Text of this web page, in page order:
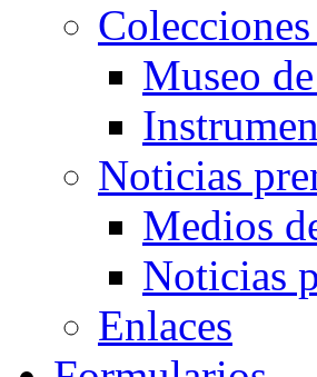
Museo
Noticias
Medios
Noticias
Enlaces